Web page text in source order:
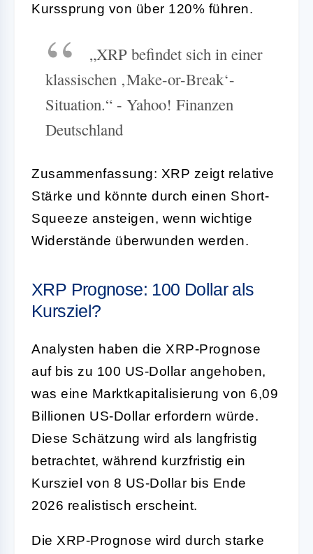
Kurssprung von über 120% führen.
„XRP befindet sich in einer
klassischen ‚Make-or-Break‘-
Situation.“ - Yahoo! Finanzen
Deutschland
Zusammenfassung: XRP zeigt relative
Stärke und könnte durch einen Short-
Squeeze ansteigen, wenn wichtige
Widerstände überwunden werden.
XRP Prognose: 100 Dollar als
Kursziel?
Analysten haben die XRP-Prognose
auf bis zu 100 US-Dollar angehoben,
was eine Marktkapitalisierung von 6,09
Billionen US-Dollar erfordern würde.
Diese Schätzung wird als langfristig
betrachtet, während kurzfristig ein
Kursziel von 8 US-Dollar bis Ende
2026 realistisch erscheint.
Die XRP-Prognose wird durch starke